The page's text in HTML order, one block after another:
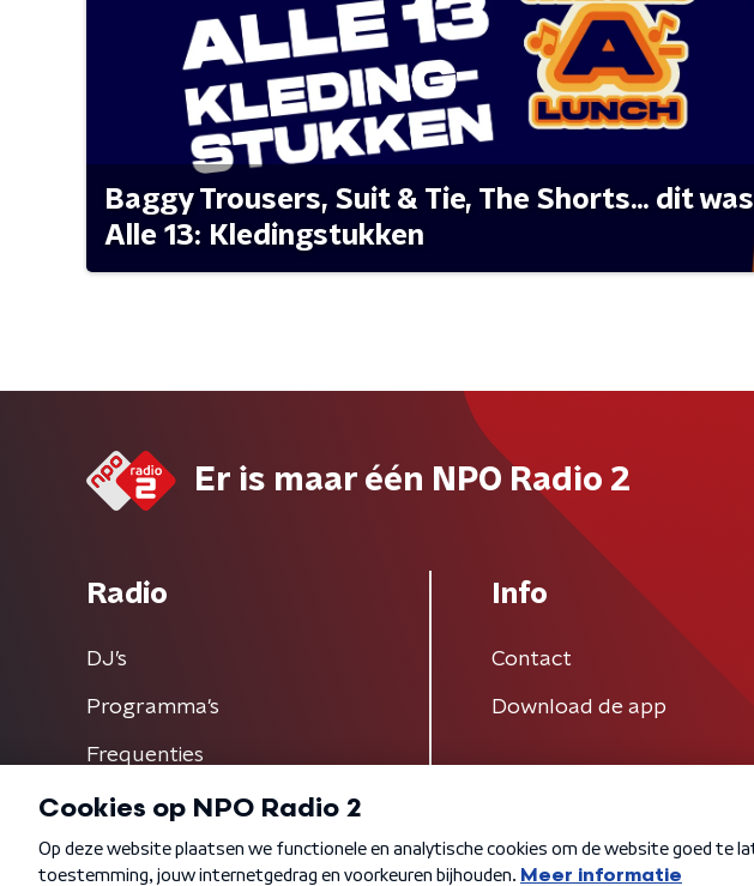
Baggy Trousers, Suit & Tie, The Shorts... dit was
Alle 13: Kledingstukken
Er is maar één NPO Radio 2
Radio
DJ’s
Programma's
Frequenties
Info
Contact
Download de app